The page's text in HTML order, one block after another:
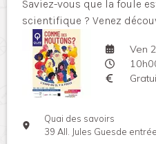
Saviez-vous que la foule
scientifique ? Venez
Ven
Quai des savoirs
39 All. Jules Guesde entrée